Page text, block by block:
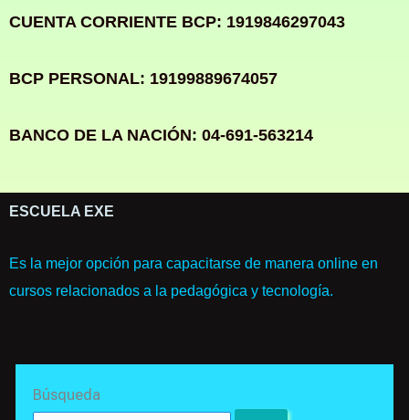
CUENTA CORRIENTE BCP: 1919846297043
BCP PERSONAL: 19199889674057
BANCO DE LA NACIÓN: 04-691-563214
ESCUELA EXE
Es la mejor opción para capacitarse de manera online en
cursos relacionados a la pedagógica y tecnología.
Búsqueda
for: